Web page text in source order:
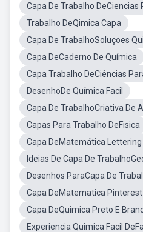
Capa De Trabalho DeCiencias
Trabalho DeQimica Capa
Capa De TrabalhoSoluçoes
Capa DeCaderno De Química
Capa Trabalho DeCiências
DesenhoDe Química Facil
Capa De TrabalhoCriativa De
Capas Para Trabalho DeFisica
Capa DeMatemática Lettering
Ideias De Capa De
Desenhos ParaCapa De
Capa DeMatematica Pinterest
Capa DeQuimica Preto E
Experiencia Quimica Facil